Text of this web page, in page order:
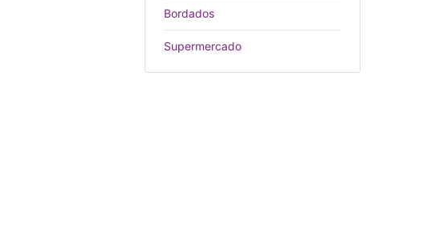
Bordados
Supermercado